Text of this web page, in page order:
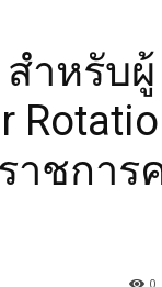
สำหรับผู้
าชการ
0